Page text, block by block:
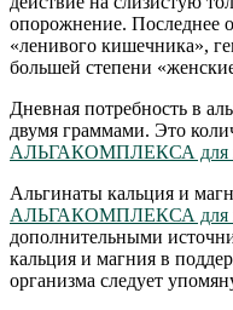
опорожнение. Последнее
«ленивого кишечника»,
большей степени
Дневная потребность в
двумя граммами. Это
АЛЬГАКОМПЛЕКСА для
Альгинаты кальция и
АЛЬГАКОМПЛЕКСА для
дополнительными
кальция и магния в
организма следует